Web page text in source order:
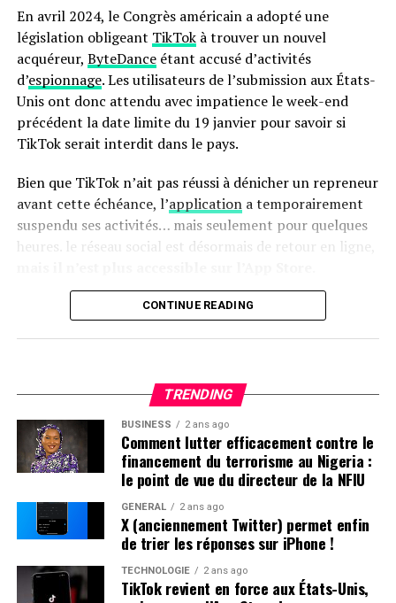
tactile facilite son utilisation quotidienne.
en outre, le panier antiadhésif compatible lave-vaisselle
simplifie grandement l’entretien après chaque
utilisation. N’oubliez pas qu’il s’agit là encore d’une
offre temporaire ; ne tardez donc pas si vous souhaitez
profiter du meilleur prix possible sur cette friteuse
Pour accéder à cette remise exceptionnelle :
En avril 2024, le Congrès américain a adopté une
législation obligeant TikTokà trouver un nouvel
acquéreur, ByteDanceétant accusé d’activités
d’espionnage. Les utilisateurs de l’submission aux États-
Unis ont donc attendu avec impatience le week-end
précédent la date limite du 19 janvier pour savoir si
TikTok serait interdit dans le pays.
Bien que TikTok n’ait pas réussi à dénicher un repreneur
avant cette échéance, l’applicationa temporairement
suspendu ses activités… mais seulement pour quelques
heures. le réseau social est désormais de retour en ligne,
Retour de TikTok : Une Absence
Persistante sur l’App Store
App store par un communiqué officiel.«Apple doit
respecter les lois en vigueur dans les régions où elle
opère. Selon la loi Protecting Americans from Foreign
Adversary Controlled Applications act, les applications
développées par ByteDance ltd., y compris TikTok et ses
filiales comme CapCut et Lemon8, ne pourront plus être
téléchargées ou mises à jour sur l’App Store pour les
utilisateurs américains après le 19 janvier 2025», précise
la société.
CONTINUE READING
TRENDING
BUSINESS 2 ans ago
Comment lutter efficacement contre le
financement du terrorisme au Nigeria :
le point de vue du directeur de la NFIU
GÉNÉRAL 2 ans ago
X (anciennement Twitter) permet enfin
de trier les réponses sur iPhone !
TECHNOLOGIE 2 ans ago
TikTok revient en force aux États-Unis,